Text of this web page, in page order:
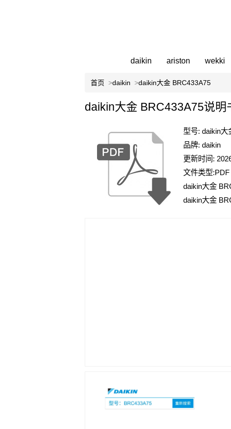
daikin ariston wekki
首页 >daikin >daikin大金 BRC433A75
daikin大金 BRC433A75说明
型号: daikin大
品牌: daikin
更新时间:
文件类型:PDF
daikin大金
daikin大金